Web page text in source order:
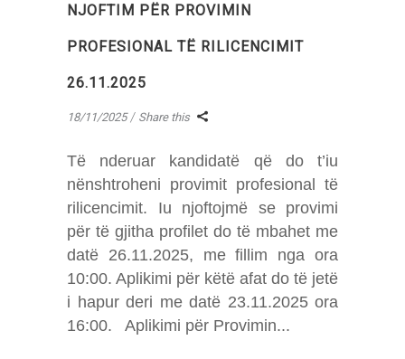
NJOFTIM PËR PROVIMIN
PROFESIONAL TË RILICENCIMIT
26.11.2025
18/11/2025 Share this
Të nderuar kandidatë që do t’iu
nënshtroheni provimit profesional të
rilicencimit. Iu njoftojmë se provimi
për të gjitha profilet do të mbahet me
datë 26.11.2025, me fillim nga ora
10:00. Aplikimi për këtë afat do të jetë
i hapur deri me datë 23.11.2025 ora
16:00. Aplikimi për Provimin